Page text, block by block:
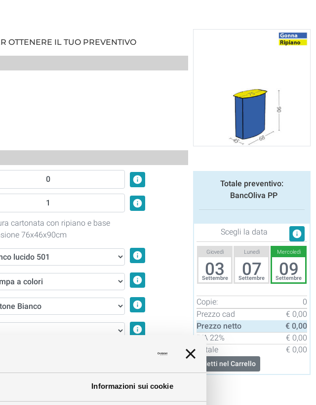
Informazioni sui cookie
OTTENERE IL TUO PREVENTIVO
info
info
cartonata con ripiano e base
76x46x90cm
info
info
info
info
Totale preventivo:
BancOliva PP
Scegli la data info
Giovedì
03
Settembre
Lunedì
07
Settembre
Mercoledì
09
Settembre
Copie:
0
Prezzo cad
€ 0,00
Prezzo netto
€ 0,00
IVA 22%
€ 0,00
Totale
€ 0,00
Metti nel Carrello